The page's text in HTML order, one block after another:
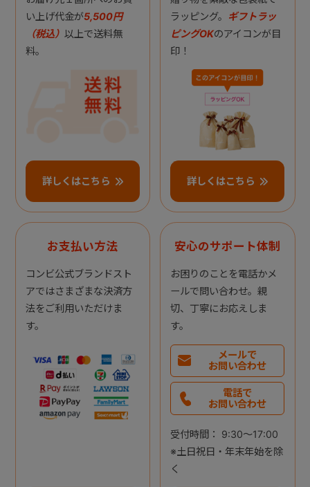
い上げ代金が5,500円
（税込） 以上で送料無
料。
詳しくはこちら
ラッピング。 ギフトラッ
ピングOKのアイコンが目
印！
詳しくはこちら
お支払い方法
コンビ公式ブランドスト
アではさまざまな決済方
法をご利用いただけま
す。
安心のサポート体制
お困りのことを電話かメ
ールで問い合わせ。親
切、丁寧にお応えしま
す。
メールで
お問い合わせ
電話で
お問い合わせ
受付時間： 9:30～17:00
※土日祝日・年末年始を除
く